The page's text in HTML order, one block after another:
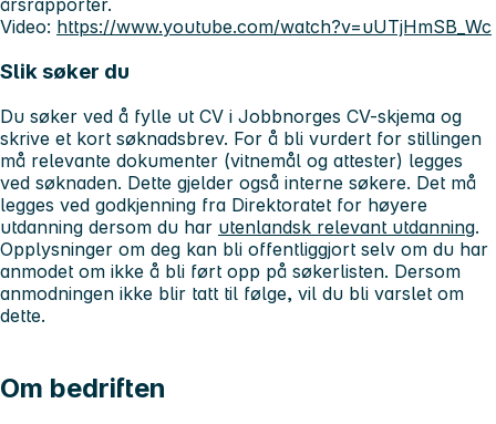
årsrapporter.
Video: https://www.youtube.com/watch?v=uUTjHmSB_Wc
Slik søker du
Du søker ved å fylle ut CV i Jobbnorges CV-skjema og
skrive et kort søknadsbrev. For å bli vurdert for stillingen
må relevante dokumenter (vitnemål og attester) legges
ved søknaden. Dette gjelder også interne søkere. Det må
legges ved godkjenning fra Direktoratet for høyere
utdanning dersom du har utenlandsk relevant utdanning.
Opplysninger om deg kan bli offentliggjort selv om du har
anmodet om ikke å bli ført opp på søkerlisten. Dersom
anmodningen ikke blir tatt til følge, vil du bli varslet om
dette.
Om bedriften